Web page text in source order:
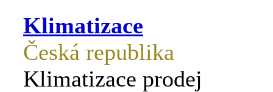
Klimatizace
Česká republika
Klimatizace prodej